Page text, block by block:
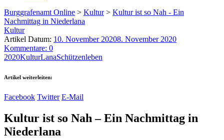
Burggrafenamt Online > Kultur> Kultur ist so Nah - Ein
Nachmittag in Niederlana
Kultur
Artikel Datum: 10. November 20208. November 2020
Kommentare: 0
2020KulturLanaSchützenleben
Artikel weiterleiten:
Facebook Twitter E-Mail
Kultur ist so Nah – Ein Nachmittag in
Niederlana